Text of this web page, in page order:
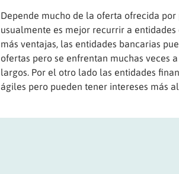
Depende mucho de la oferta ofrecida
usualmente es mejor recurrir a
más ventajas, las entidades bancarias
ofertas pero se enfrentan muchas veces
largos. Por el otro lado las entidades
ágiles pero pueden tener intereses más